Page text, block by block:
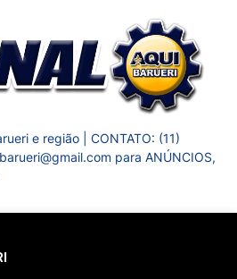
e região | CONTATO: (11)
para ANÚNCIOS,